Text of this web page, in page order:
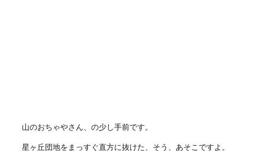
山のおちゃやさん、の少し手前です。
星ヶ丘団地をまっすぐ直方に抜けた、そう、あそこですよ。